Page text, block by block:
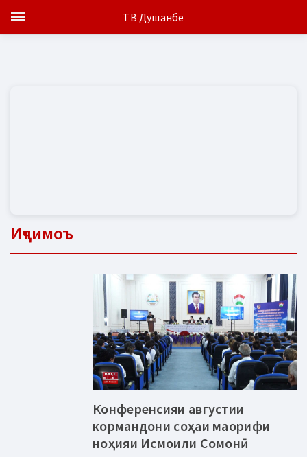
Иҷтимоъ
Конференсияи августии
кормандони соҳаи маорифи
ноҳияи Исмоили Сомонӣ
ТВ Душанбе